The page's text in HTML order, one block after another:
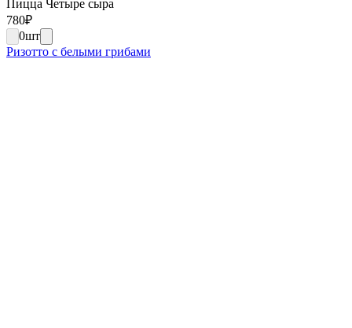
Пицца Четыре сыра
780₽
0шт
Ризотто с белыми грибами